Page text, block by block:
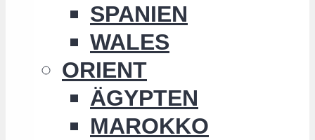
SPANIEN
WALES
ORIENT
ÄGYPTEN
MAROKKO